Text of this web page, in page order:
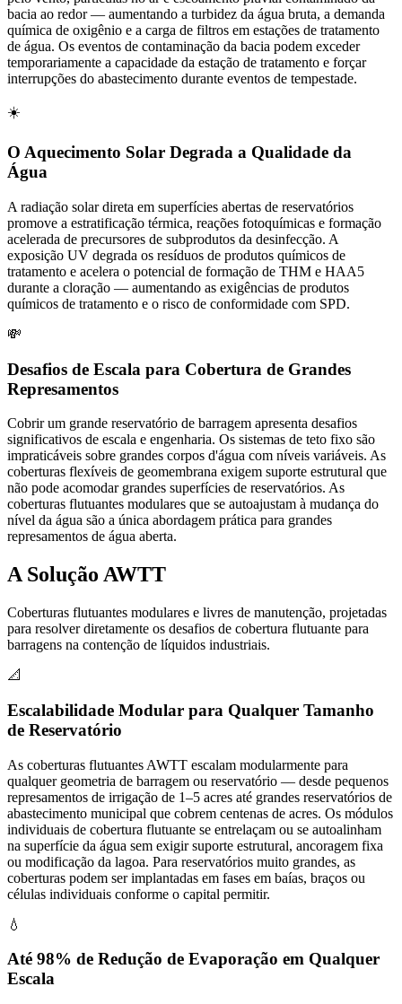
bacia ao redor — aumentando a turbidez da água bruta, a demanda
química de oxigênio e a carga de filtros em estações de tratamento
de água. Os eventos de contaminação da bacia podem exceder
temporariamente a capacidade da estação de tratamento e forçar
interrupções do abastecimento durante eventos de tempestade.
☀️
O Aquecimento Solar Degrada a Qualidade da
Água
A radiação solar direta em superfícies abertas de reservatórios
promove a estratificação térmica, reações fotoquímicas e formação
acelerada de precursores de subprodutos da desinfecção. A
exposição UV degrada os resíduos de produtos químicos de
tratamento e acelera o potencial de formação de THM e HAA5
durante a cloração — aumentando as exigências de produtos
químicos de tratamento e o risco de conformidade com SPD.
💸
Desafios de Escala para Cobertura de Grandes
Represamentos
Cobrir um grande reservatório de barragem apresenta desafios
significativos de escala e engenharia. Os sistemas de teto fixo são
impraticáveis sobre grandes corpos d'água com níveis variáveis. As
coberturas flexíveis de geomembrana exigem suporte estrutural que
não pode acomodar grandes superfícies de reservatórios. As
coberturas flutuantes modulares que se autoajustam à mudança do
nível da água são a única abordagem prática para grandes
represamentos de água aberta.
A Solução AWTT
Coberturas flutuantes modulares e livres de manutenção, projetadas
para resolver diretamente os desafios de cobertura flutuante para
barragens na contenção de líquidos industriais.
📐
Escalabilidade Modular para Qualquer Tamanho
de Reservatório
As coberturas flutuantes AWTT escalam modularmente para
qualquer geometria de barragem ou reservatório — desde pequenos
represamentos de irrigação de 1–5 acres até grandes reservatórios de
abastecimento municipal que cobrem centenas de acres. Os módulos
individuais de cobertura flutuante se entrelaçam ou se autoalinham
na superfície da água sem exigir suporte estrutural, ancoragem fixa
ou modificação da lagoa. Para reservatórios muito grandes, as
coberturas podem ser implantadas em fases em baías, braços ou
células individuais conforme o capital permitir.
💧
Até 98% de Redução de Evaporação em Qualquer
Escala